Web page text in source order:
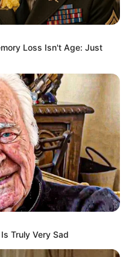
Loss Isn't Age: Just
Truly Very Sad